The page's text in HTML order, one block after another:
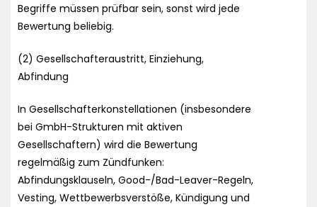
Begriffe müssen prüfbar sein, sonst wird jede
Bewertung beliebig.
(2) Gesellschafteraustritt, Einziehung,
Abfindung
In Gesellschafterkonstellationen (insbesondere
bei GmbH-Strukturen mit aktiven
Gesellschaftern) wird die Bewertung
regelmäßig zum Zündfunken:
Abfindungsklauseln, Good-/Bad-Leaver-Regeln,
Vesting, Wettbewerbsverstöße, Kündigung und